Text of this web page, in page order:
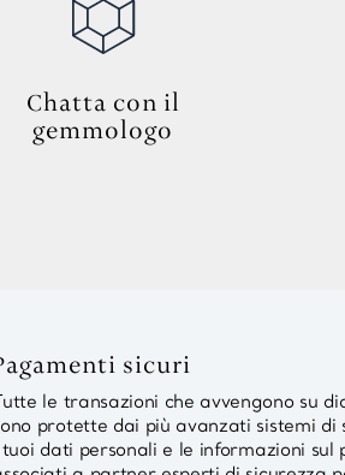
Chatta con il
gemmologo
sicuri
Tutte le transazioni che avvengono su
protette dai più avanzati sistemi di
dati personali e le informazioni sul